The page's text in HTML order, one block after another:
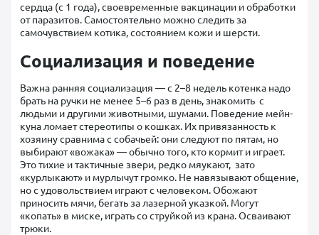
сердца (с 1 года), своевременные вакцинации и обработки
от паразитов. Самостоятельно можно следить за
самочувствием котика, состоянием кожи и шерсти.
Социализация и поведение
Важна ранняя социализация — с 2–8 недель котенка надо
брать на ручки не менее 5–6 раз в день, знакомить с
людьми и другими животными, шумами. Поведение мейн-
куна ломает стереотипы о кошках. Их привязанность к
хозяину сравнима с собачьей: они следуют по пятам, но
выбирают «вожака» — обычно того, кто кормит и играет.
Это тихие и тактичные звери, редко мяукают, зато
«курлыкают» и мурлычут громко. Не навязывают общение,
но с удовольствием играют с человеком. Обожают
приносить мячи, бегать за лазерной указкой. Могут
«копать» в миске, играть со струйкой из крана. Осваивают
трюки.